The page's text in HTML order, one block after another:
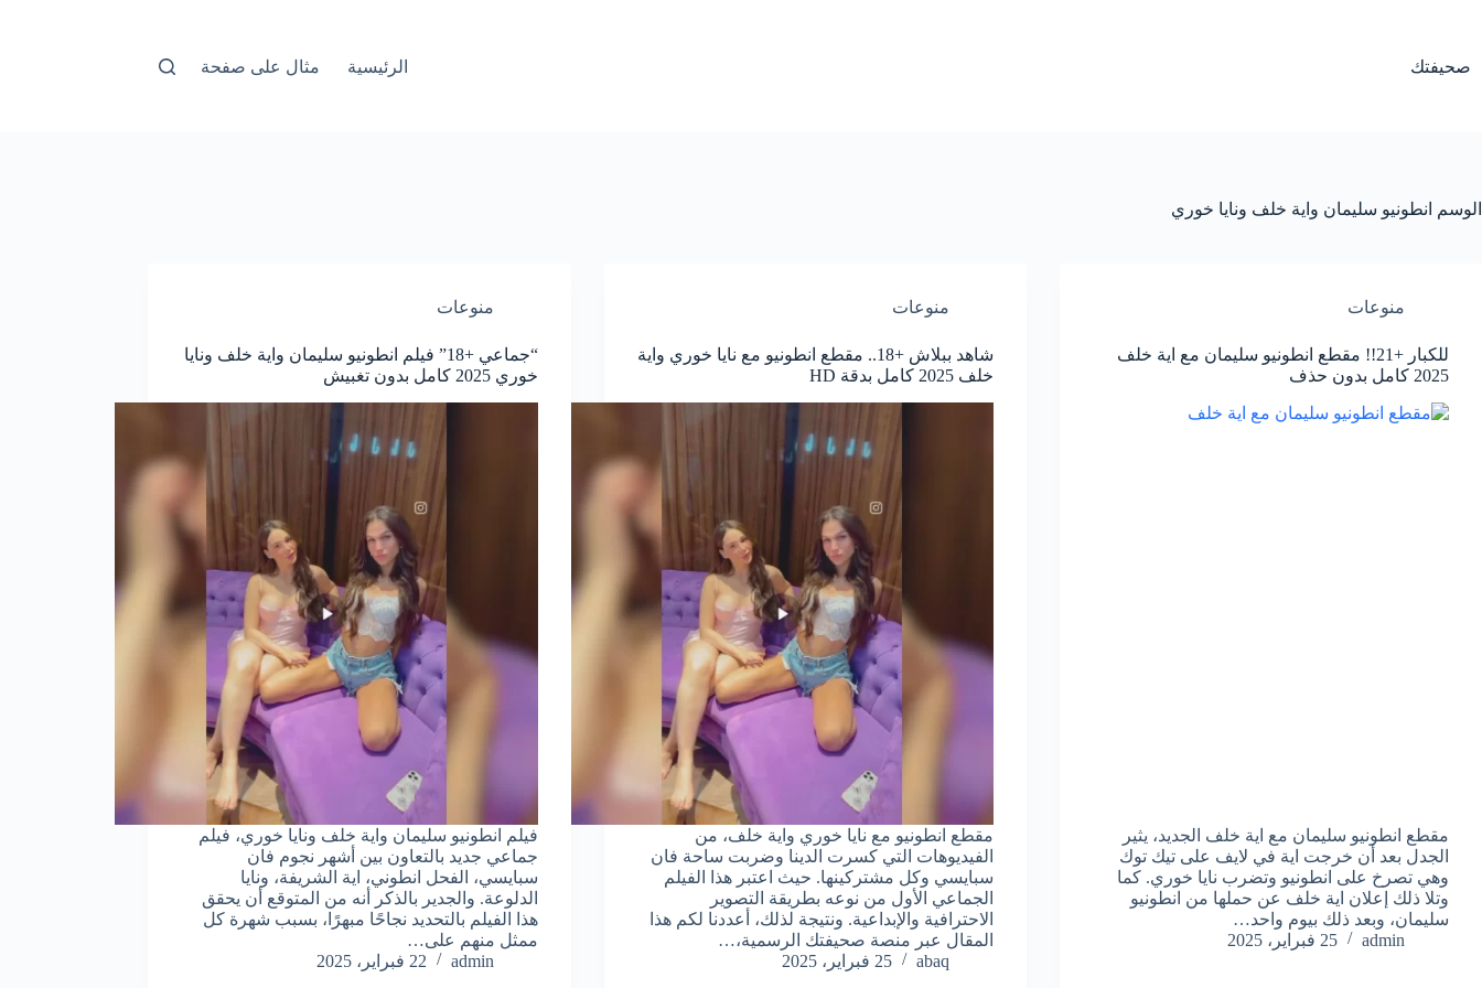
صحيفتك الرئيسية مثال على صفحة
الوسم انطونيو سليمان واية خلف ونايا خوري
منوعات
للكبار +21!! مقطع انطونيو سليمان مع اية خلف
2025 كامل بدون حذف
مقطع انطونيو سليمان مع اية خلف الجديد، يثير
الجدل بعد أن خرجت اية في لايف على تيك توك
وهي تصرخ على انطونيو وتضرب نايا خوري. كما
وتلا ذلك إعلان اية خلف عن حملها من انطونيو
سليمان، وبعد ذلك بيوم واحد…
admin
25 فبراير، 2025
منوعات
شاهد ببلاش +18.. مقطع انطونيو مع نايا خوري واية
خلف 2025 كامل بدقة HD
مقطع انطونيو مع نايا خوري واية خلف، من
الفيديوهات التي كسرت الدينا وضربت ساحة فان
سبايسي وكل مشتركينها. حيث اعتبر هذا الفيلم
الجماعي الأول من نوعه بطريقة التصوير
الاحترافية والإبداعية. ونتيجة لذلك، أعددنا لكم هذا
المقال عبر منصة صحيفتك الرسمية،…
abaq
25 فبراير، 2025
منوعات
“جماعي +18” فيلم انطونيو سليمان واية خلف ونايا
خوري 2025 كامل بدون تغبيش
فيلم انطونيو سليمان واية خلف ونايا خوري، فيلم
جماعي جديد بالتعاون بين أشهر نجوم فان
سبايسي، الفحل انطوني، اية الشريفة، ونايا
الدلوعة. والجدير بالذكر أنه من المتوقع أن يحقق
هذا الفيلم بالتحديد نجاحًا مبهرًا، بسبب شهرة كل
ممثل منهم على…
admin
22 فبراير، 2025